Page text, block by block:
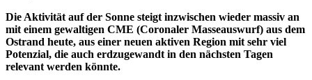
Die Aktivität auf der Sonne steigt inzwischen wieder massiv an
mit einem gewaltigen CME (Coronaler Masseauswurf) aus dem
Ostrand heute, aus einer neuen aktiven Region mit sehr viel
Potenzial, die auch erdzugewandt in den nächsten Tagen
relevant werden könnte.